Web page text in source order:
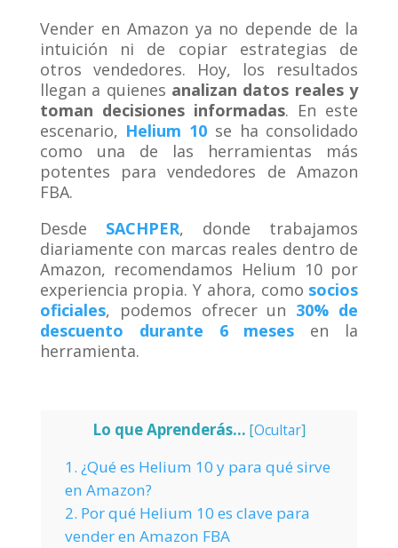
Vender en Amazon ya no depende de la
intuición ni de copiar estrategias de
otros vendedores. Hoy, los resultados
llegan a quienes analizan datos reales y
toman decisiones informadas. En este
escenario, Helium 10 se ha consolidado
como una de las herramientas más
potentes para vendedores de Amazon
FBA.
Desde SACHPER, donde trabajamos
diariamente con marcas reales dentro de
Amazon, recomendamos Helium 10 por
experiencia propia. Y ahora, como socios
oficiales, podemos ofrecer un 30% de
descuento durante 6 meses en la
herramienta.
Lo que Aprenderás... [Ocultar]
1. ¿Qué es Helium 10 y para qué sirve
en Amazon?
2. Por qué Helium 10 es clave para
vender en Amazon FBA